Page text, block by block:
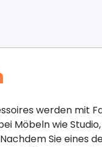
werden mit
Möbeln wie
Sie eines